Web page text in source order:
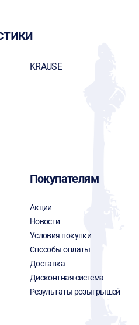
KRAUSE
Покупателям
Акции
Новости
Условия покупки
Способы оплаты
Доставка
Дисконтная система
Результаты розыгрышей